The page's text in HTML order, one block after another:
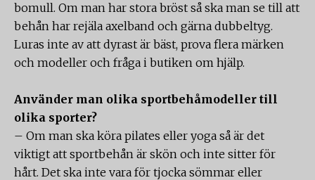
bomull. Om man har stora bröst så ska man se till att
behån har rejäla axelband och gärna dubbeltyg.
Luras inte av att dyrast är bäst, prova flera märken
och modeller och fråga i butiken om hjälp.
Använder man olika sportbehåmodeller till
olika sporter?
– Om man ska köra pilates eller yoga så är det
viktigt att sportbehån är skön och inte sitter för
hårt. Det ska inte vara för tjocka sömmar eller